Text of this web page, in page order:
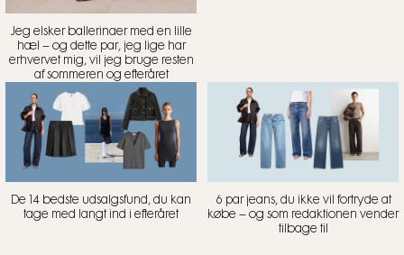
Jeg elsker ballerinaer med en lille
hæl – og dette par, jeg lige har
erhvervet mig, vil jeg bruge resten
af sommeren og efteråret
De 14 bedste udsalgsfund, du kan
tage med langt ind i efteråret
6 par jeans, du ikke vil fortryde at
købe – og som redaktionen vender
tilbage til